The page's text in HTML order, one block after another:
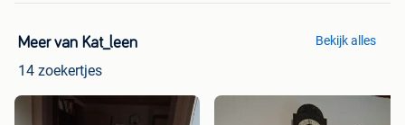
Meer van Kat_leen
14 zoekertjes
Bekijk alles